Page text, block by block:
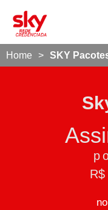
Home > SKY
R$